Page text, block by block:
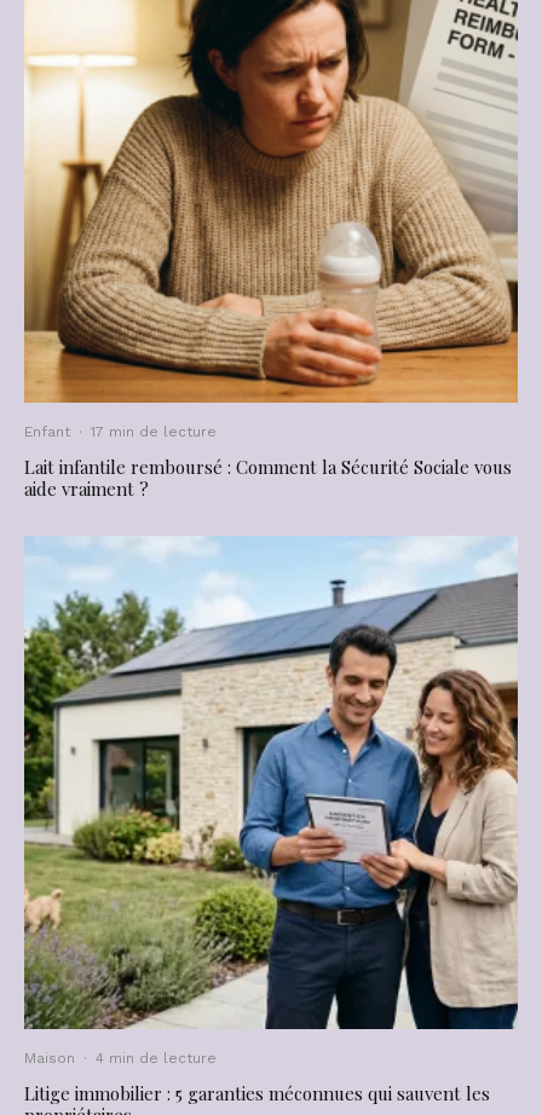
Enfant · 17 min de lecture
Lait infantile remboursé : Comment la Sécurité Sociale vous
aide vraiment ?
Maison · 4 min de lecture
Litige immobilier : 5 garanties méconnues qui sauvent les